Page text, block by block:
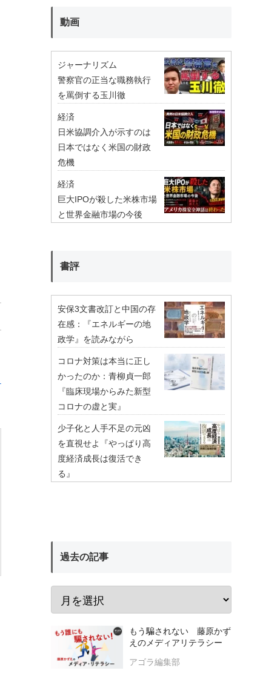
動画
ジャーナリズム
警察官の正当な職務執行
を罵倒する玉川徹
経済
日米協調介入が示すのは
日本ではなく米国の財政
危機
経済
巨大IPOが殺した米株市場
と世界金融市場の今後
書評
安保3文書改訂と中国の存
在感：『エネルギーの地
政学』を読みながら
コロナ対策は本当に正し
かったのか：青柳貞一郎
『臨床現場からみた新型
コロナの虚と実』
少子化と人手不足の元凶
を直視せよ『やっぱり高
度経済成長は復活でき
る』
過去の記事
もう騙されない 藤原かず
えのメディアリテラシー
アゴラ編集部